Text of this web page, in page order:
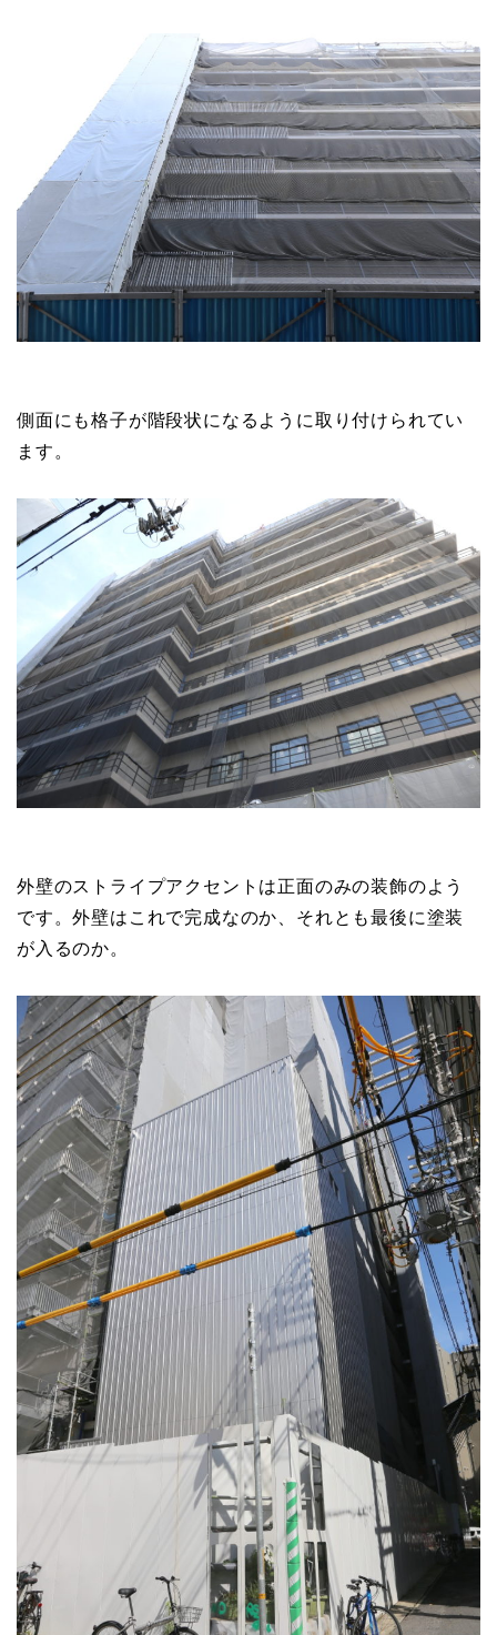
側面にも格子が階段状になるように取り付けられてい
ます。
外壁のストライプアクセントは正面のみの装飾のよう
です。外壁はこれで完成なのか、それとも最後に塗装
が入るのか。